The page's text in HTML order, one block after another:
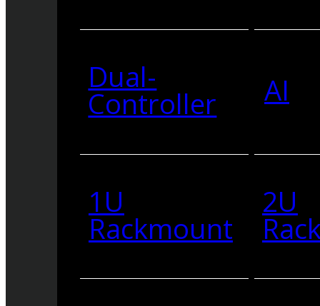
Dual-
Controller AI
1U
Rackmount
2U